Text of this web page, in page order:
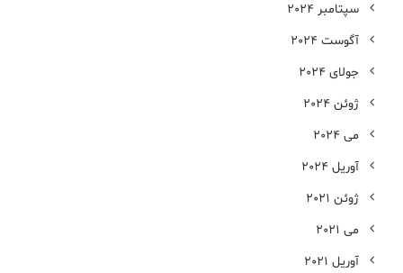
سپتامبر 2024
آگوست 2024
جولای 2024
ژوئن 2024
می 2024
آوریل 2024
ژوئن 2021
می 2021
آوریل 2021